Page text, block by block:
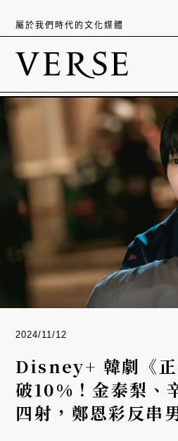
屬於我們時代的文化媒體
2024/11/12
Disney+ 韓劇《正
破10%！金泰梨、
四射，鄭恩彩反串